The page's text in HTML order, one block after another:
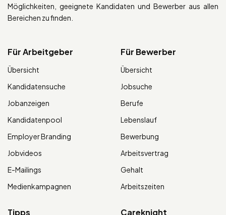
Möglichkeiten, geeignete Kandidaten und Bewerber aus allen
Bereichen zu finden.
Für Arbeitgeber
Übersicht
Kandidatensuche
Jobanzeigen
Kandidatenpool
Employer Branding
Jobvideos
E-Mailings
Medienkampagnen
Für Bewerber
Übersicht
Jobsuche
Berufe
Lebenslauf
Bewerbung
Arbeitsvertrag
Gehalt
Arbeitszeiten
Tipps Careknight